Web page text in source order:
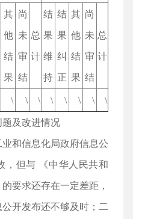
其
他
结
果
尚
未
审
结
总
计
结
果
维
持
结
果
纠
正
其
他
结
果
尚
未
审
结
总
计
\ \ \ \ \ \ \ \
及改进情况
和信息化局政府信息公
，但与 《中华人民共和
要求还存在一定差距，
开发布还不够及时；二